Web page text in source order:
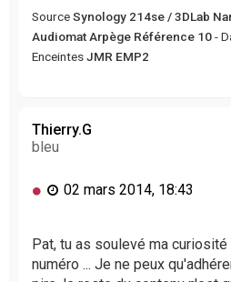
SourceSynology 214se / 3DLab
Audiomat Arpège Référence 10-
EnceintesJMR EMP2
Thierry.G
bleu
M
s
a
g
02 mars 2014, 18:43
Pat, tu as soulevé ma
numéro ... Je ne peux